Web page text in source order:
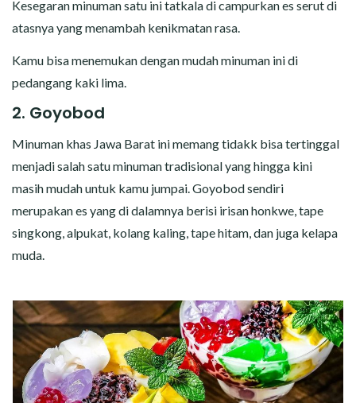
Kesegaran minuman satu ini tatkala di campurkan es serut di
atasnya yang menambah kenikmatan rasa.
Kamu bisa menemukan dengan mudah minuman ini di
pedangang kaki lima.
2. Goyobod
Minuman khas Jawa Barat ini memang tidakk bisa tertinggal
menjadi salah satu minuman tradisional yang hingga kini
masih mudah untuk kamu jumpai. Goyobod sendiri
merupakan es yang di dalamnya berisi irisan honkwe, tape
singkong, alpukat, kolang kaling, tape hitam, dan juga kelapa
muda.